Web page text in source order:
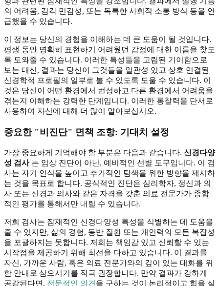
의 어려움, 감각 민감성, 또는 독특한 사회적 소통 방식 등을 언
급했을 수 있습니다.
이 정보는 당신의 경험을 이해하는 데 큰 도움이 될 것입니다.
평생 동안 명확히 표현하기 어려웠던 감정에 대한 이름을 찾도
록 도와줄 수 있습니다. 이러한 특성들을 고립된 기이함으로
보는 대신, 결과는 당신이 그것들을 일관성 있고 상호 연결된
신경학적 프로필의 일부로 볼 수 있도록 도울 수 있습니다. 이
것은 당신이 어떤 환경에서 번성하고 다른 환경에서 어려움을
겪는지 이해하는 강력한 단계입니다. 이러한 통찰력을 단서로
사용하여 자신에 대해 더 많이 알아보십시오.
중요한 "비진단" 면책 조항: 기대치 설정
가장 중요하게 기억해야 할 부분은 다음과 같습니다. 신경다양
성 검사는 임상 진단이 아닌, 예비적인 선별 도구입니다. 이 검
사는 자기 인식을 높이고 추가적인 탐색을 위한 방향을 제시하
는 것을 목표로 합니다. 공식적인 진단은 심리학자, 정신과 의
사 또는 신경과 의사와 같은 자격을 갖춘 의료 전문가가 종합
적인 평가를 통해서만 내릴 수 있습니다.
저희 검사는 잠재적인 신경다양성 특성을 식별하는 데 도움을
줄 수 있지만, 삶의 경험, 동반 질환 또는 개인력의 모든 복잡성
을 포괄하지는 못합니다. 저희는 책임감 있고 신뢰할 수 있는
시작점을 제공하기 위해 최선을 다하고 있습니다. 이 결과를
자신, 가까운 사람, 혹은 의료 전문가와의 깊이 있는 대화를 위
한 안내로 삼으시기를 적극 권장합니다. 만약 결과가 강하게
공감된다면, 전문적인 의견 을 구하는 것이 논리적이고 힘을 실